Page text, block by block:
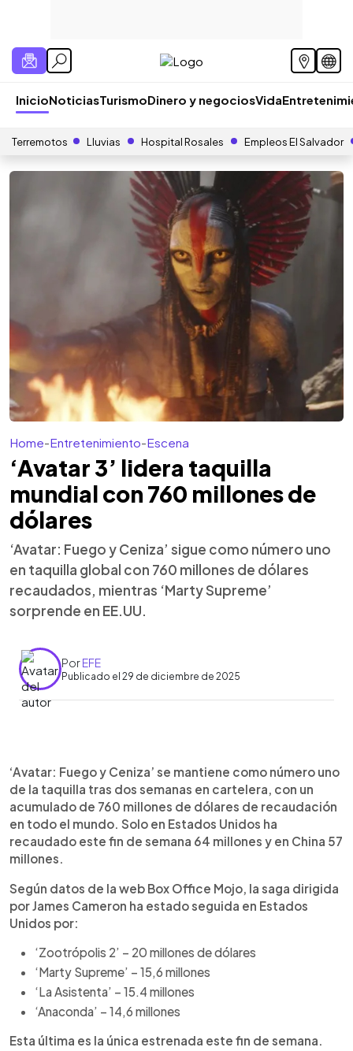
InicioNoticiasTurismoDinero y negociosVida
Terremotos Lluvias Hospital Rosales Empleos El Salvador
Home-Entretenimiento-Escena
‘Avatar 3’ lidera taquilla
mundial con 760 millones de
dólares
‘Avatar: Fuego y Ceniza’ sigue como número uno
en taquilla global con 760 millones de dólares
recaudados, mientras ‘Marty Supreme’
sorprende en EE.UU.
PorEFE
Publicado el 29 de diciembre de 2025
Escuchar artículo
‘Avatar: Fuego y Ceniza’ lidera la taquilla global
por segunda semana consecutiva con una
recaudación de 760 millones de dólares,
incluyendo 64 millones en Estados Unidos y 57
millones en China, según Box Office Mojo. En
EE.UU., le siguen ‘Zootrópolis 2’ (20 millones),
millones) y ‘Anaconda’ (14,6 millones), esta última
como único estreno reciente. ‘Marty Supreme’,
protagonizada por Timothée Chalamet, suma 28
millones solo en EE.UU. ‘Zootrópolis 2’ ha
superado los 1.420 millones globales, con 500
millones en China, donde ha generado una fuerte
conexión con el público.
‘Avatar: Fuego y Ceniza’ se mantiene como número uno
de la taquilla tras dos semanas en cartelera, con un
acumulado de 760 millones de dólares de recaudación
en todo el mundo. Solo en Estados Unidos ha
recaudado este fin de semana 64 millones y en China 57
millones.
Según datos de la web Box Office Mojo, la saga dirigida
por James Cameron ha estado seguida en Estados
Unidos por:
‘Zootrópolis 2’ – 20 millones de dólares
‘Marty Supreme’ – 15,6 millones
‘La Asistenta’ – 15.4 millones
‘Anaconda’ – 14,6 millones
Esta última es la única estrenada este fin de semana.